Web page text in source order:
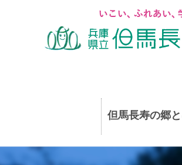
但馬長寿の郷